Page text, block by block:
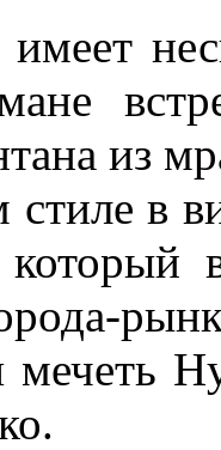
из
стиле в
мечеть